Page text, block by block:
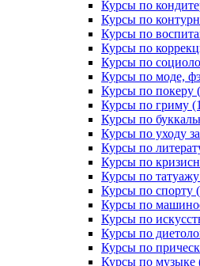
Курсы по
Курсы по
Курсы по
Курсы по
Курсы по
Курсы по моде,
Курсы по покеру
Курсы по гриму
Курсы по
Курсы по уходу
Курсы по
Курсы по
Курсы по
Курсы по спорту
Курсы по
Курсы по
Курсы по
Курсы по
Курсы по музыке